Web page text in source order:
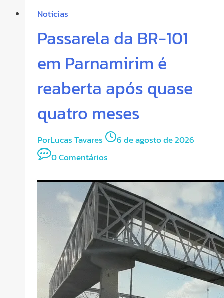
Notícias
Passarela da BR-101
em Parnamirim é
reaberta após quase
quatro meses
PorLucas Tavares
6 de agosto de 2026
0 Comentários